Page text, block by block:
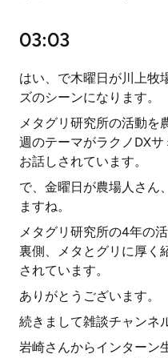
03:03
はい、で木曜日が川上牧
ズのシーンになります。
メタグリ研究所の活動を
週のテーマがラクノDX
お話しされています。
で、金曜日が農場人さん
ますね。
メタグリ研究所の4年の
裏側、メタとグリに厚く
されています。
ありがとうございます。
続きまして雑談チャンネ
岩崎さんからインターン